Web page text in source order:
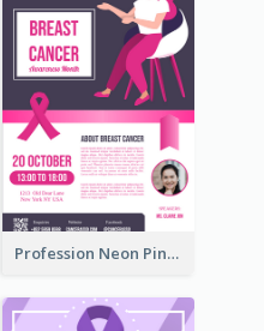
Profession Neon Pink Flyer Ribbon Design Template